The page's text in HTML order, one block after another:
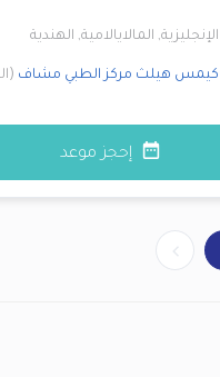
الإنجليزية, المالايالامية, الهندية
كيمس هيلث مركز الطبي مشاف (
إحجز موعد